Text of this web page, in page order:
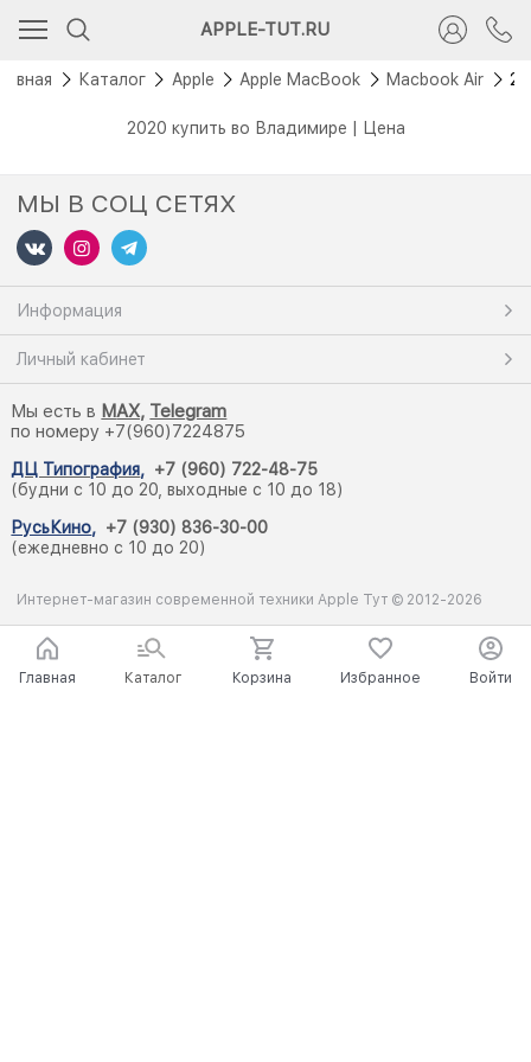
APPLE-TUT.RU
Каталог Apple Apple MacBook Macbook Air
2020 купить во Владимире | Цена
МЫ В СОЦ СЕТЯХ
Информация
Личный кабинет
Мы есть в MAX, Telegram
по номеру +7(960)7224875
ДЦ Типография, +7 (960) 722-48-75
(будни с 10 до 20, выходные с 10 до 18)
РусьКино, +7 (930) 836-30-00
(ежедневно с 10 до 20)
Интернет-магазин современной техники Apple Тут © 2012-2026
Главная Каталог Корзина Избранное Войти